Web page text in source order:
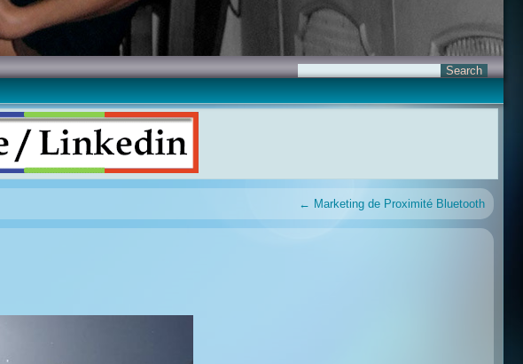
← Marketing de Proximité Bluetooth